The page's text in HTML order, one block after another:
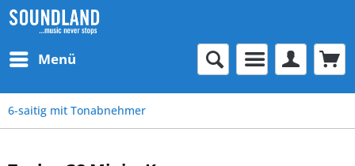
Menü
6-saitig mit Tonabnehmer